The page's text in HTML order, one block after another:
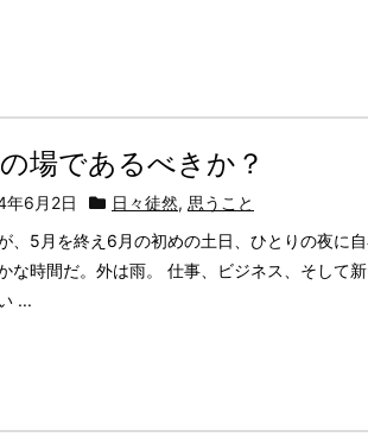
場であるべきか？
年6月2日 日々徒然, 思うこと
、5月を終え6月の初めの土日、ひとりの夜に
な時間だ。外は雨。 仕事、ビジネス、そして
...